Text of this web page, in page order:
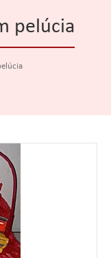
pelúcia